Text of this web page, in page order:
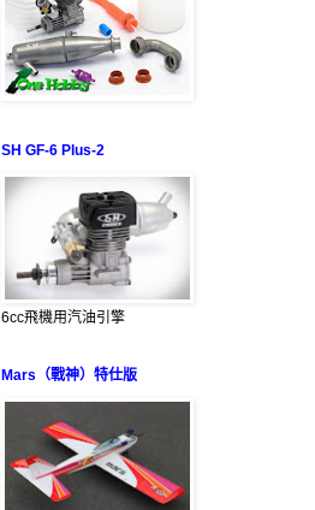
SH GF-6 Plus-2
6cc飛機用汽油引擎
Mars（戰神）特仕版